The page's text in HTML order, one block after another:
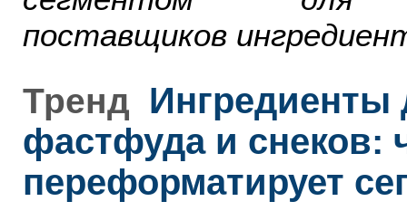
поставщиков
Тренд Ингредиенты
фастфуда и снеков:
переформатирует